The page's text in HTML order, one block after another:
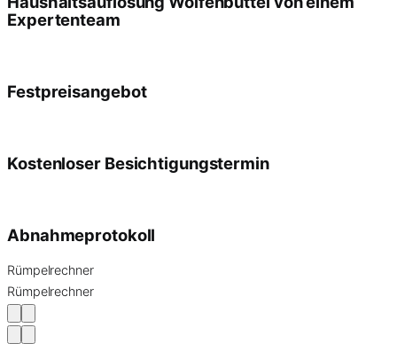
Expertenteam
Festpreisangebot
Kostenloser Besichtigungstermin
Abnahmeprotokoll
Rümpelrechner
Rümpelrechner